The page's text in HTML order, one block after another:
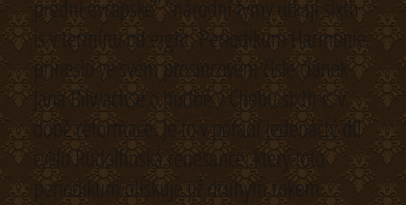
přední evropské” “národní týmy utkají sixth
is v termínu od eight. Periodikum Harmonie
přineslo ve svém prosincovém čísle článek
Jana Bilwachse o hudbě v Chebu sixth is v
době reformace. Je to v pořadí jedenáctý díl
cyklu Rudolfínská renesance, který toto
periodikum otiskuje již druhým rokem.